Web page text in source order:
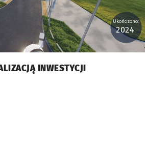
Ukończono:
2024
INWESTYCJI